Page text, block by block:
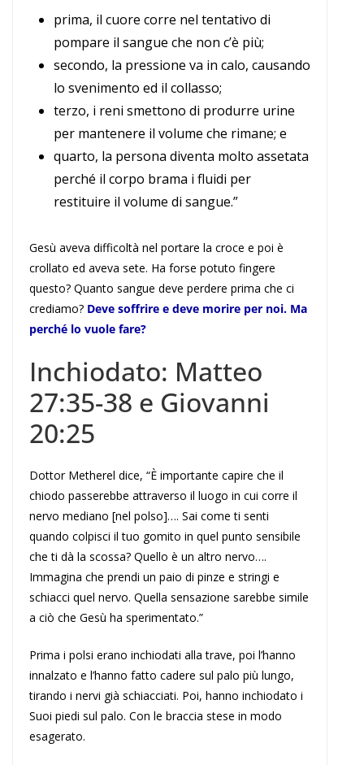
prima, il cuore corre nel tentativo di
pompare il sangue che non c’è più;
secondo, la pressione va in calo, causando
lo svenimento ed il collasso;
terzo, i reni smettono di produrre urine
per mantenere il volume che rimane; e
quarto, la persona diventa molto assetata
perché il corpo brama i fluidi per
restituire il volume di sangue.”
Gesù aveva difficoltà nel portare la croce e poi è
crollato ed aveva sete. Ha forse potuto fingere
questo? Quanto sangue deve perdere prima che ci
crediamo? Deve soffrire e deve morire per noi. Ma
perché lo vuole fare?
Inchiodato: Matteo
27:35-38 e Giovanni
20:25
Dottor Metherel dice, “È importante capire che il
chiodo passerebbe attraverso il luogo in cui corre il
nervo mediano [nel polso]…. Sai come ti senti
quando colpisci il tuo gomito in quel punto sensibile
che ti dà la scossa? Quello è un altro nervo….
Immagina che prendi un paio di pinze e stringi e
schiacci quel nervo. Quella sensazione sarebbe simile
a ciò che Gesù ha sperimentato.”
Prima i polsi erano inchiodati alla trave, poi l’hanno
innalzato e l’hanno fatto cadere sul palo più lungo,
tirando i nervi già schiacciati. Poi, hanno inchiodato i
Suoi piedi sul palo. Con le braccia stese in modo
esagerato.